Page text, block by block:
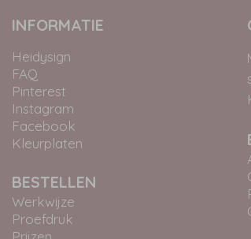
INFORMATIE
Heidysign
FAQ
Pinterest
Instagram
Facebook
Kleurplaten
BESTELLEN
Werkwijze
Proefdruk